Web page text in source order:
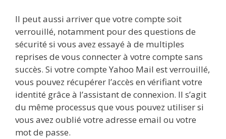
Il peut aussi arriver que votre compte soit
verrouillé, notamment pour des questions de
sécurité si vous avez essayé à de multiples
reprises de vous connecter à votre compte sans
succès. Si votre compte Yahoo Mail est verrouillé,
vous pouvez récupérer l’accès en vérifiant votre
identité grâce à l’assistant de connexion. Il s’agit
du même processus que vous pouvez utiliser si
vous avez oublié votre adresse email ou votre
mot de passe.